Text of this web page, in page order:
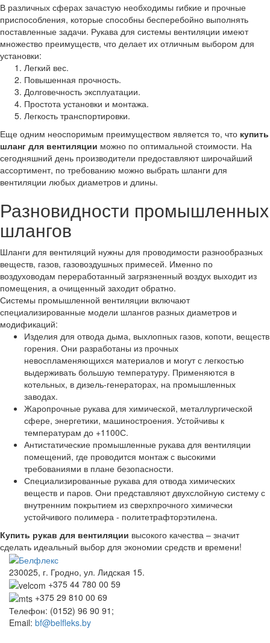
В различных сферах зачастую необходимы гибкие и прочные
приспособления, которые способны бесперебойно выполнять
поставленные задачи. Рукава для системы вентиляции имеют
множество преимуществ, что делает их отличным выбором для
установки:
Легкий вес.
Повышенная прочность.
Долговечность эксплуатации.
Простота установки и монтажа.
Легкость транспортировки.
Еще одним неоспоримым преимуществом является то, что купить
шланг для вентиляции можно по оптимальной стоимости. На
сегодняшний день производители предоставляют широчайший
ассортимент, по требованию можно выбрать шланги для
вентиляции любых диаметров и длины.
Разновидности промышленных
шлангов
Шланги для вентиляций нужны для проводимости разнообразных
веществ, газов, газовоздушных примесей. Именно по
воздуховодам переработанный загрязненный воздух выходит из
помещения, а очищенный заходит обратно.
Системы промышленной вентиляции включают
специализированные модели шлангов разных диаметров и
модификаций:
Изделия для отвода дыма, выхлопных газов, копоти, веществ
горения. Они разработаны из прочных
невоспламеняющихся материалов и могут с легкостью
выдерживать большую температуру. Применяются в
котельных, в дизель-генераторах, на промышленных
заводах.
Жаропрочные рукава для химической, металлургической
сфере, энергетики, машиностроения. Устойчивы к
температурам до +1100С.
Антистатические промышленные рукава для вентиляции
помещений, где проводится монтаж с высокими
требованиями в плане безопасности.
Специализированные рукава для отвода химических
веществ и паров. Они представляют двухслойную систему с
внутренним покрытием из сверхпрочного химически
устойчивого полимера - политетрафторэтилена.
Купить рукав для вентиляции высокого качества – значит
сделать идеальный выбор для экономии средств и времени!
230025, г. Гродно, ул. Лидская 15.
+375 44 780 00 59
+375 29 810 00 69
Телефон: (0152) 96 90 91;
Email: bf@belfleks.by